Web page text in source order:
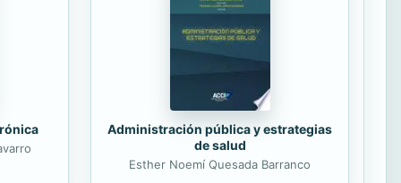
Administración pública y estrategias
de salud
Esther Noemí Quesada Barranco